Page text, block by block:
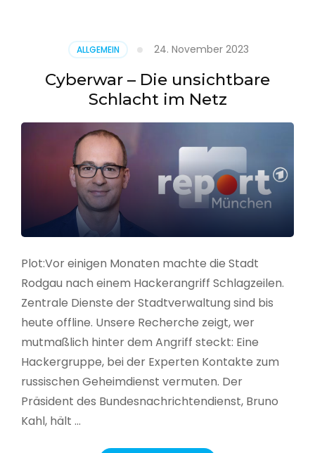
ALLGEMEIN 24. November 2023
Cyberwar – Die unsichtbare
Schlacht im Netz
Plot:Vor einigen Monaten machte die Stadt
Rodgau nach einem Hackerangriff Schlagzeilen.
Zentrale Dienste der Stadtverwaltung sind bis
heute offline. Unsere Recherche zeigt, wer
mutmaßlich hinter dem Angriff steckt: Eine
Hackergruppe, bei der Experten Kontakte zum
russischen Geheimdienst vermuten. Der
Präsident des Bundesnachrichtendienst, Bruno
Kahl, hält …